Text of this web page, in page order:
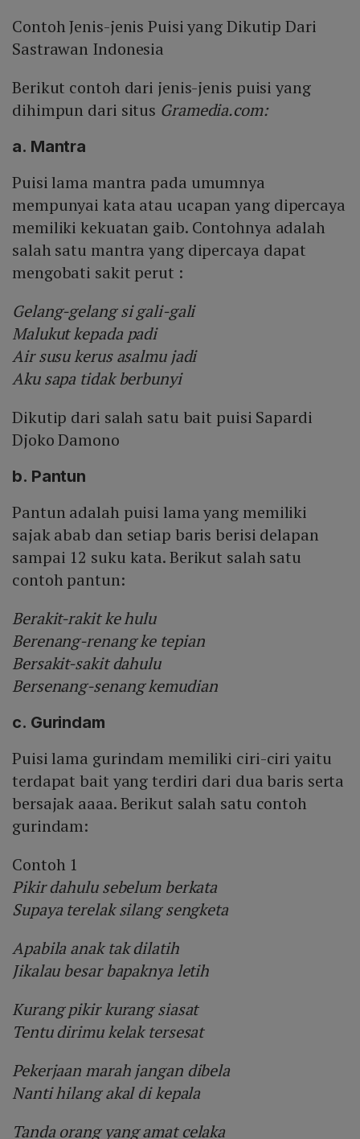
Contoh Jenis-jenis Puisi yang Dikutip Dari
Sastrawan Indonesia
Berikut contoh dari jenis-jenis puisi yang
dihimpun dari situs Gramedia.com:
a. Mantra
Puisi lama mantra pada umumnya
mempunyai kata atau ucapan yang dipercaya
memiliki kekuatan gaib. Contohnya adalah
salah satu mantra yang dipercaya dapat
mengobati sakit perut :
Gelang-gelang si gali-gali
Malukut kepada padi
Air susu kerus asalmu jadi
Aku sapa tidak berbunyi
Dikutip dari salah satu bait puisi Sapardi
Djoko Damono
b. Pantun
Pantun adalah puisi lama yang memiliki
sajak abab dan setiap baris berisi delapan
sampai 12 suku kata. Berikut salah satu
contoh pantun:
Berakit-rakit ke hulu
Berenang-renang ke tepian
Bersakit-sakit dahulu
Bersenang-senang kemudian
c. Gurindam
Puisi lama gurindam memiliki ciri-ciri yaitu
terdapat bait yang terdiri dari dua baris serta
bersajak aaaa. Berikut salah satu contoh
gurindam:
Contoh 1
Pikir dahulu sebelum berkata
Supaya terelak silang sengketa
Apabila anak tak dilatih
Jikalau besar bapaknya letih
Kurang pikir kurang siasat
Tentu dirimu kelak tersesat
Pekerjaan marah jangan dibela
Nanti hilang akal di kepala
Tanda orang yang amat celaka